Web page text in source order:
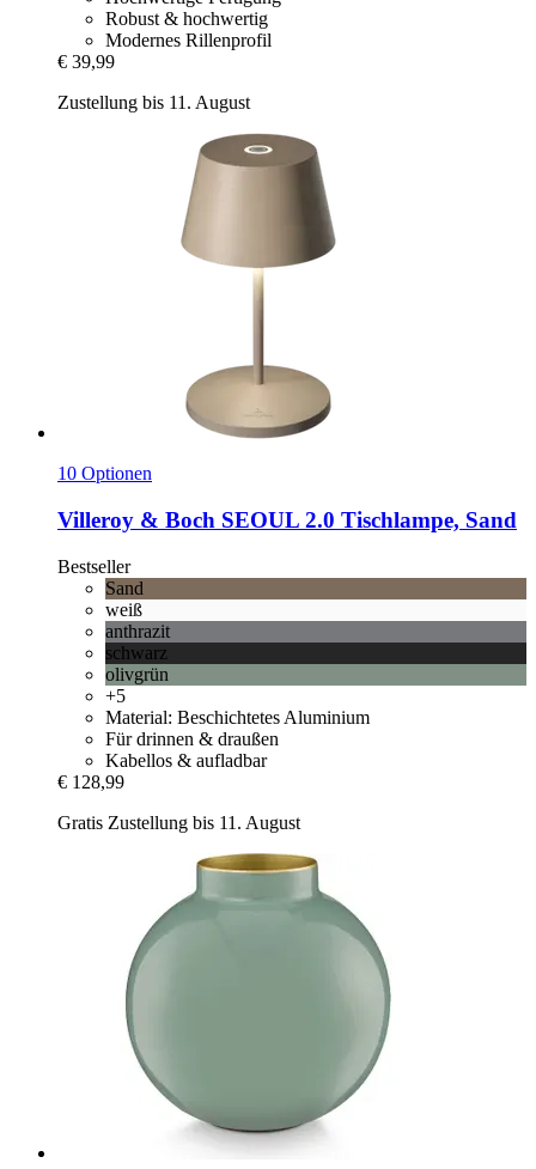
Robust & hochwertig
Modernes Rillenprofil
€ 39,99
Zustellung bis 11. August
10 Optionen
Villeroy & Boch SEOUL 2.0 Tischlampe, Sand
Bestseller
Sand
weiß
anthrazit
schwarz
olivgrün
+5
Material: Beschichtetes Aluminium
Für drinnen & draußen
Kabellos & aufladbar
€ 128,99
Gratis Zustellung bis 11. August